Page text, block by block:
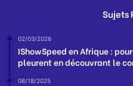
Sujets
02/03/2026
IShowSpeed en Afrique :
pleurent en découvrant le
08/18/2025